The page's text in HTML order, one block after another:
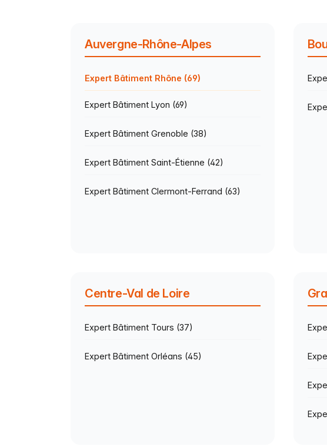
Auvergne-Rhône-Alpes
Expert Bâtiment Rhône (69)
Expert Bâtiment Lyon (69)
Expert Bâtiment Grenoble (38)
Expert Bâtiment Saint-Étienne (42)
Expert Bâtiment Clermont-Ferrand (63)
Centre-Val de Loire
Expert Bâtiment Tours (37)
Expert Bâtiment Orléans (45)